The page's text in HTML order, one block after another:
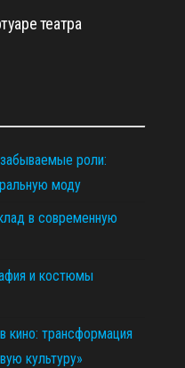
театра
роли:
моду
в современную
и костюмы
кино: трансформация
культуру»